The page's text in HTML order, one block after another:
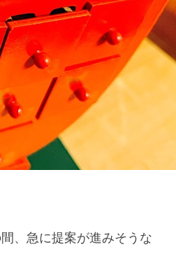
、急に提案が進みそうな